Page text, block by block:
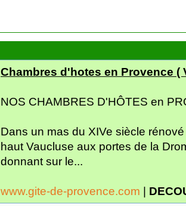
Chambres d'hotes en Provence (
NOS CHAMBRES D'HÔTES en
Dans un mas du XIVe siècle
haut Vaucluse aux portes de la
donnant sur le...
www.gite-de-provence.com |